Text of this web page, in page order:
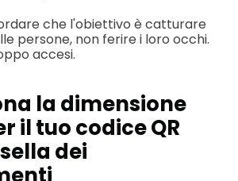
che l'obiettivo è catturare
persone, non ferire i loro occhi.
accesi.
la dimensione
il tuo codice QR
dei